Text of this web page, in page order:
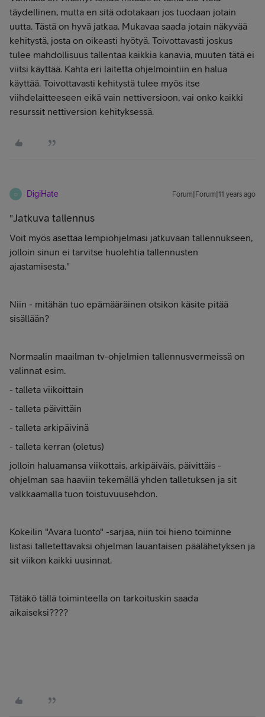
täydellinen, mutta en sitä odotakaan jos tuodaan jotain
uutta. Tästä on hyvä jatkaa. Mukavaa saada jotain näkyvää
kehitystä, josta on oikeasti hyötyä. Toivottavasti joskus
tulee mahdollisuus tallentaa kaikkia kanavia, muuten tätä ei
viitsi käyttää. Kahta eri laitetta ohjelmointiin en halua
käyttää. Toivottavasti kehitystä tulee myös itse
viihdelaitteeseen eikä vain nettiversioon, vai onko kaikki
resurssit nettiversion kehityksessä.
D DigiHate Forum|Forum|11 years ago
"Jatkuva tallennus
Voit myös asettaa lempiohjelmasi jatkuvaan tallennukseen,
jolloin sinun ei tarvitse huolehtia tallennusten
ajastamisesta."
Niin - mitähän tuo epämääräinen otsikon käsite pitää
sisällään?
Normaalin maailman tv-ohjelmien tallennusvermeissä on
valinnat esim.
- talleta viikoittain
- talleta päivittäin
- talleta arkipäivinä
- talleta kerran (oletus)
jolloin haluamansa viikottais, arkipäiväis, päivittäis -
ohjelman saa haaviin tekemällä yhden talletuksen ja sit
valkkaamalla tuon toistuvuusehdon.
Kokeilin "Avara luonto" -sarjaa, niin toi hieno toiminne
listasi talletettavaksi ohjelman lauantaisen päälähetyksen ja
sit viikon kaikki uusinnat.
Tätäkö tällä toiminteella on tarkoituskin saada
aikaiseksi????